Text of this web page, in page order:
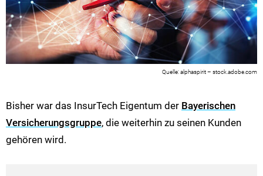
alphaspirit – stock.adobe.com
Bisher war das InsurTech Eigentum der Bayerischen
Versicherungsgruppe, die weiterhin zu seinen Kunden
gehören wird.